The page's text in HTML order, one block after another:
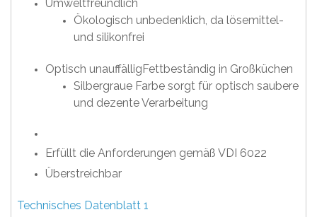
Umweltfreundlich
Ökologisch unbedenklich, da lösemittel-
und silikonfrei
Optisch unauffälligFettbeständig in Großküchen
Silbergraue Farbe sorgt für optisch saubere
und dezente Verarbeitung
Erfüllt die Anforderungen gemäß VDI 6022
Überstreichbar
Technisches Datenblatt 1